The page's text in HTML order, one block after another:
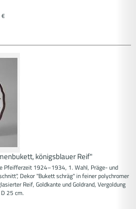
königsblauer Reif"
Pfeifferzeit 1924–1934, 1. Wahl, Präge- und
Dekor "Bukett schräg" in feiner polychromer
Reif, Goldkante und Goldrand, Vergoldung
25 cm.